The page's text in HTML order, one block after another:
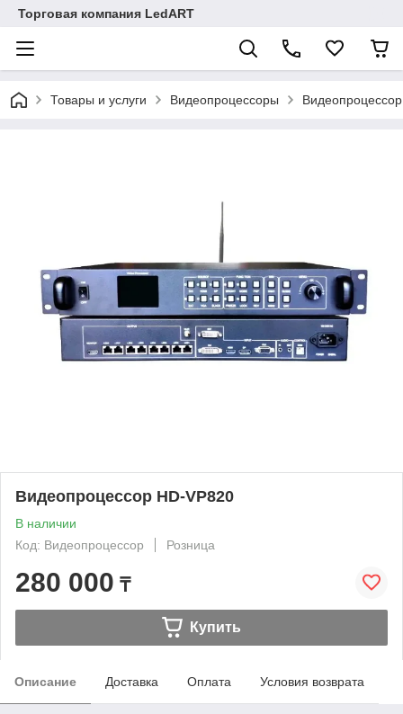
Торговая компания LedART
Товары и услуги Видеопроцессоры
Видеопроцессор HD-VP820
В наличии
Код: Видеопроцессор
Розница
280 000 ₸
Купить
Описание Доставка Оплата Условия возврата